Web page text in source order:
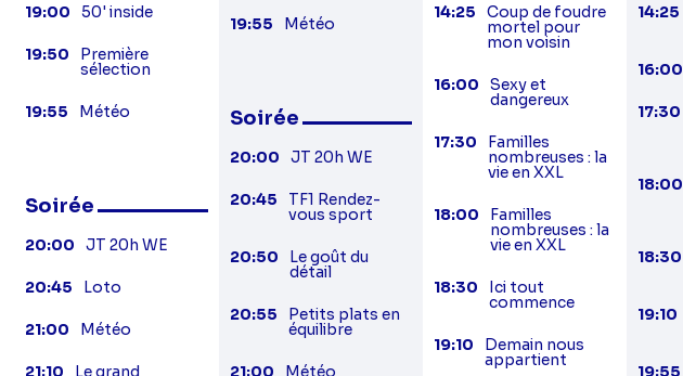
19:00 50' inside
19:50 Première
sélection
19:55 Météo
Soirée
20:00 JT 20h WE
20:45 Loto
21:00 Météo
21:10 Le grand
19:55 Météo
Soirée
20:00 JT 20h WE
20:45 TF1 Rendez-
vous sport
20:50 Le goût du
détail
20:55 Petits plats en
équilibre
21:00 Météo
14:25 Coup de foudre
mortel pour
mon voisin
16:00 Sexy et
dangereux
17:30 Familles
nombreuses : la
vie en XXL
18:00 Familles
nombreuses : la
vie en XXL
18:30 Ici tout
commence
19:10 Demain nous
appartient
14:25
16:00
17:30
18:00
18:30
19:10
19:55